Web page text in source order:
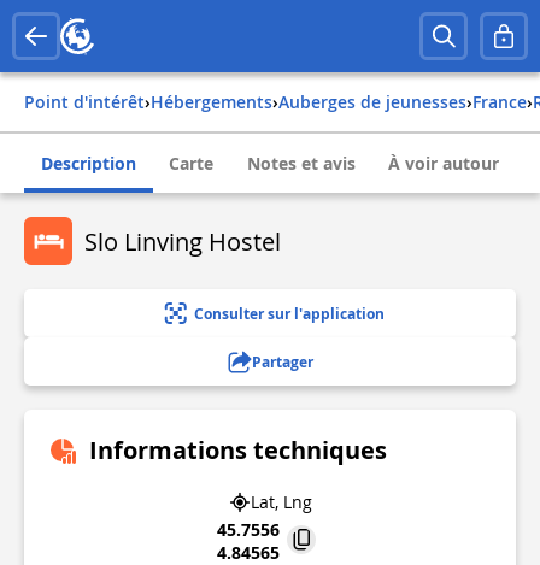
Point d'intérêt› Hébergements› Auberges de jeunesses› france›
Description Carte Notes et avis À voir autour
Slo Linving Hostel
Consulter sur l'application
Partager
Informations techniques
Lat, Lng
45.7556
4.84565